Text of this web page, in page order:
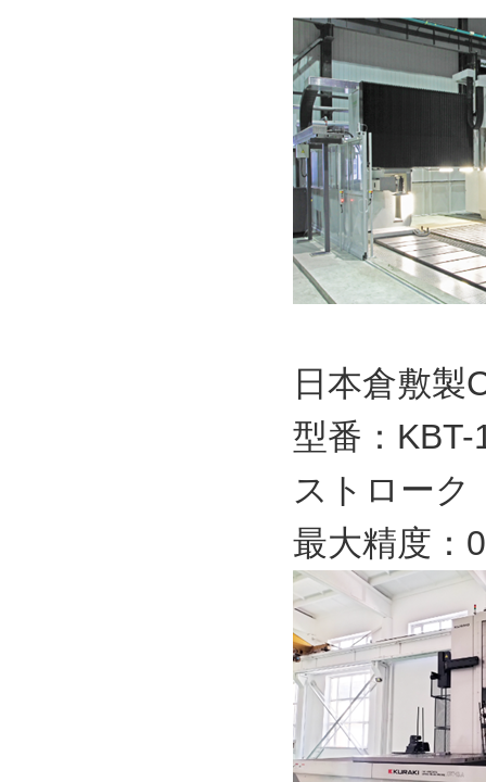
日本倉敷製
型番：KBT-
ストローク
最大精度：